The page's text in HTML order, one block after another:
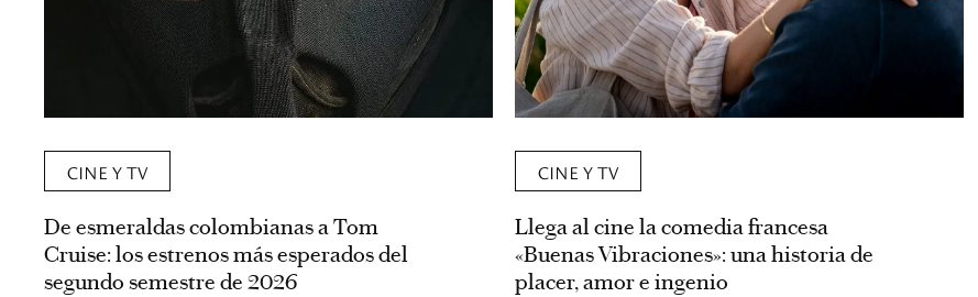
CINE Y TV
De esmeraldas colombianas a Tom
Cruise: los estrenos más esperados del
segundo semestre de 2026
CINE Y TV
Llega al cine la comedia francesa
«Buenas Vibraciones»: una historia de
placer, amor e ingenio